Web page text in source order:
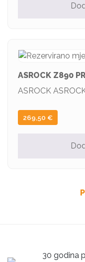
ASROCK Z890
ASROCK
269,50 €
30 godina